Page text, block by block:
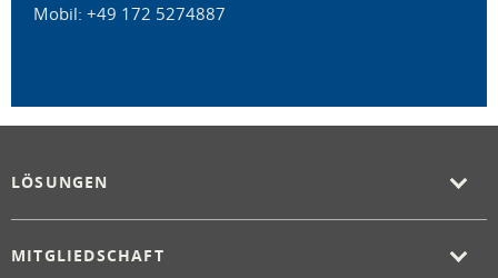
Mobil: +49 172 5274887
LÖSUNGEN
MITGLIEDSCHAFT